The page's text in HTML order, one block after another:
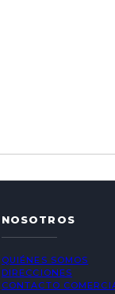
NOSOTROS
QUIÉNES SOMOS
DIRECCIONES
CONTACTO